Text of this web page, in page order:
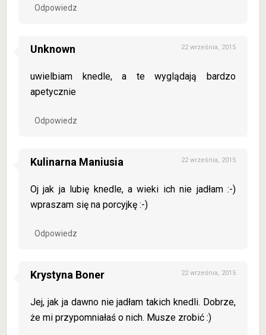
Odpowiedz
Unknown 22 września, 2015
uwielbiam knedle, a te wyglądają bardzo
apetycznie
Odpowiedz
Kulinarna Maniusia 22 września, 2015
Oj jak ja lubię knedle, a wieki ich nie jadłam :-)
wpraszam się na porcyjkę :-)
Odpowiedz
Krystyna Boner 22 września, 2015
Jej, jak ja dawno nie jadłam takich knedli. Dobrze,
że mi przypomniałaś o nich. Musze zrobić :)